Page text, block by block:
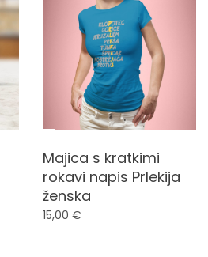
Majica s kratkimi
rokavi napis Prlekija
ženska
15,00 €